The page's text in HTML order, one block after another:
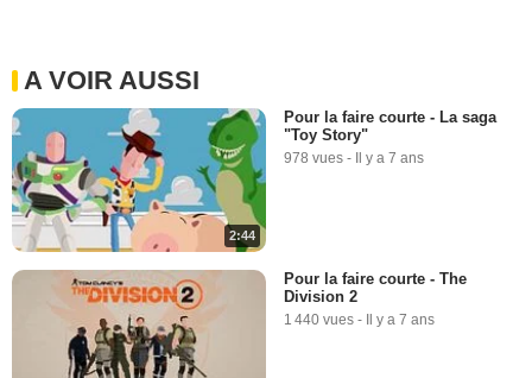
A VOIR AUSSI
2:44
Pour la faire courte - La saga
"Toy Story"
978 vues - Il y a 7 ans
Pour la faire courte - The
Division 2
1 440 vues - Il y a 7 ans